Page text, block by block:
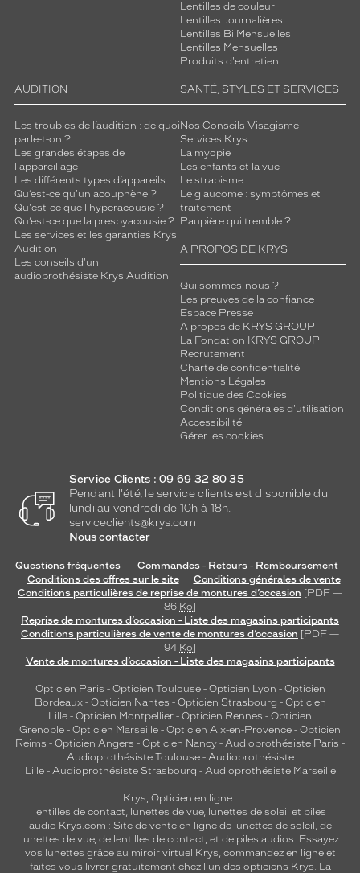
Lentilles de couleur
Lentilles Journalières
Lentilles Bi Mensuelles
Lentilles Mensuelles
Produits d'entretien
AUDITION
Les troubles de l’audition : de quoi
parle-t-on ?
Les grandes étapes de
l'appareillage
Les différents types d’appareils
Qu’est-ce qu'un acouphène ?
Qu'est-ce que l'hyperacousie ?
Qu’est-ce que la presbyacousie ?
Les services et les garanties Krys
Audition
Les conseils d'un
audioprothésiste Krys Audition
SANTÉ, STYLES ET SERVICES
Nos Conseils Visagisme
Services Krys
La myopie
Les enfants et la vue
Le strabisme
Le glaucome : symptômes et
traitement
Paupière qui tremble ?
A PROPOS DE KRYS
Qui sommes-nous ?
Les preuves de la confiance
Espace Presse
A propos de KRYS GROUP
La Fondation KRYS GROUP
Recrutement
Charte de confidentialité
Mentions Légales
Politique des Cookies
Conditions générales d'utilisation
Accessibilité
Gérer les cookies
Service Clients : 09 69 32 80 35
Pendant l'été, le service clients est disponible du
lundi au vendredi de 10h à 18h.
serviceclients@krys.com
Nous contacter
Questions fréquentes
Commandes - Retours - Remboursement
Conditions des offres sur le site
Conditions générales de vente
Conditions particulières de reprise de montures d’occasion [PDF —
86 Ko]
Reprise de montures d’occasion - Liste des magasins participants
Conditions particulières de vente de montures d’occasion [PDF —
94 Ko]
Vente de montures d’occasion - Liste des magasins participants
Opticien Paris - Opticien Toulouse- Opticien Lyon - Opticien
Bordeaux- Opticien Nantes - Opticien Strasbourg - Opticien
Lille - Opticien Montpellier - Opticien Rennes - Opticien
Grenoble - Opticien Marseille - Opticien Aix-en-Provence - Opticien
Reims - Opticien Angers - Opticien Nancy - Audioprothésiste Paris -
Audioprothésiste Toulouse- Audioprothésiste
Lille- Audioprothésiste Strasbourg - Audioprothésiste Marseille
Krys, Opticien en ligne :
lentilles de contact, lunettes de vue, lunettes de soleil et piles
audio Krys.com : Site de vente en ligne de lunettes de soleil, de
lunettes de vue, de lentilles de contact, et de piles audios. Essayez
vos lunettes grâce au miroir virtuel Krys, commandez en ligne et
faites vous livrer gratuitement chez l'un des opticiens Krys. La